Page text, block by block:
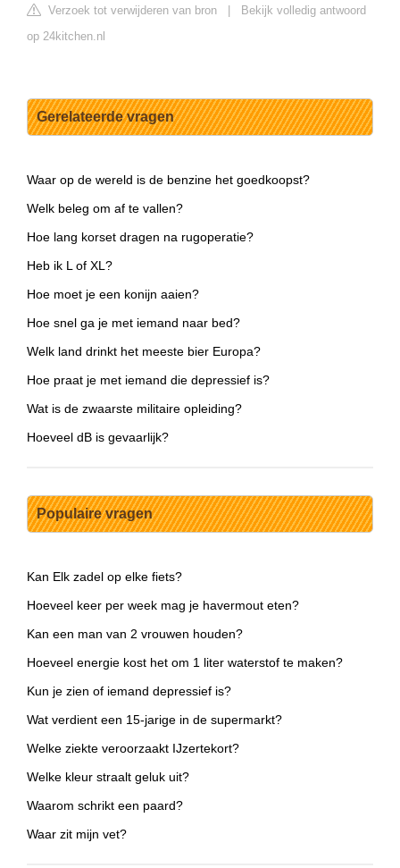
Verzoek tot verwijderen van bron
Bekijk volledig antwoord
op 24kitchen.nl
Gerelateerde vragen
Waar op de wereld is de benzine het goedkoopst?
Welk beleg om af te vallen?
Hoe lang korset dragen na rugoperatie?
Heb ik L of XL?
Hoe moet je een konijn aaien?
Hoe snel ga je met iemand naar bed?
Welk land drinkt het meeste bier Europa?
Hoe praat je met iemand die depressief is?
Wat is de zwaarste militaire opleiding?
Hoeveel dB is gevaarlijk?
Populaire vragen
Kan Elk zadel op elke fiets?
Hoeveel keer per week mag je havermout eten?
Kan een man van 2 vrouwen houden?
Hoeveel energie kost het om 1 liter waterstof te maken?
Kun je zien of iemand depressief is?
Wat verdient een 15-jarige in de supermarkt?
Welke ziekte veroorzaakt IJzertekort?
Welke kleur straalt geluk uit?
Waarom schrikt een paard?
Waar zit mijn vet?